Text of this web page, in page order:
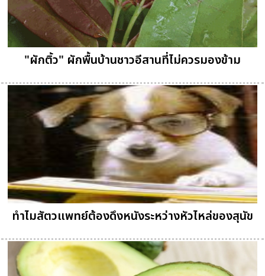
"ผักติ้ว" ผักพื้นบ้านชาวอีสานที่ไม่ควรมองข้าม
ทำไมสัตวแพทย์ต้องดึงหนังระหว่างหัวไหล่ของสุนัข